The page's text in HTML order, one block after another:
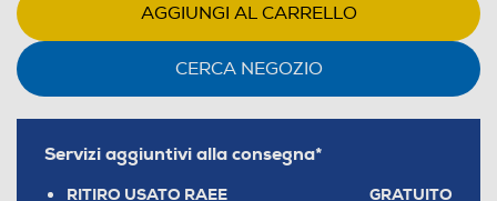
AGGIUNGI AL CARRELLO
CERCA NEGOZIO
Servizi aggiuntivi alla consegna*
RITIRO USATO RAEE GRATUITO